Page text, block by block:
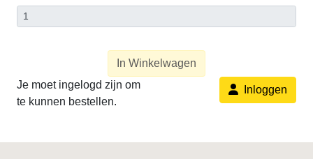
In Winkelwagen
Je moet ingelogd zijn om
te kunnen bestellen.
Inloggen